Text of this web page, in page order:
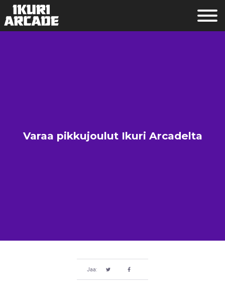
Varaa pikkujoulut Ikuri Arcadelta
Jaa: